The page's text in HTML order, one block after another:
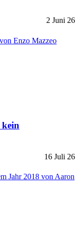
2 Juni 26
kein
16 Juli 26